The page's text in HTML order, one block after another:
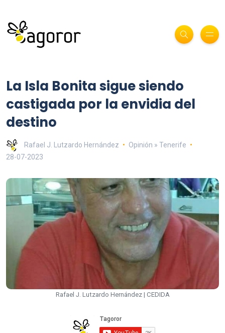
La Isla Bonita sigue siendo
castigada por la envidia del
destino
Rafael J. Lutzardo Hernández
Opinión » Tenerife
28-07-2023
Rafael J. Lutzardo Hernández | CEDIDA